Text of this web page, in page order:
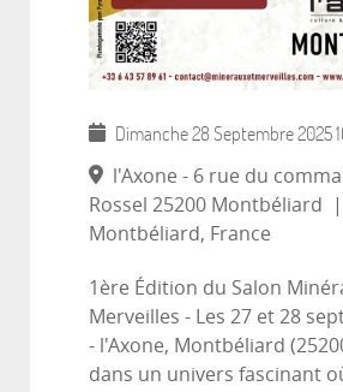
Dimanche 28 Septembre 2025
l'Axone - 6 rue du
Rossel 25200 Montbéliard
|
Montbéliard, France
1ère Édition du Salon
Merveilles - Les 27 et 28
- l'Axone, Montbéliard
dans un univers fascinant